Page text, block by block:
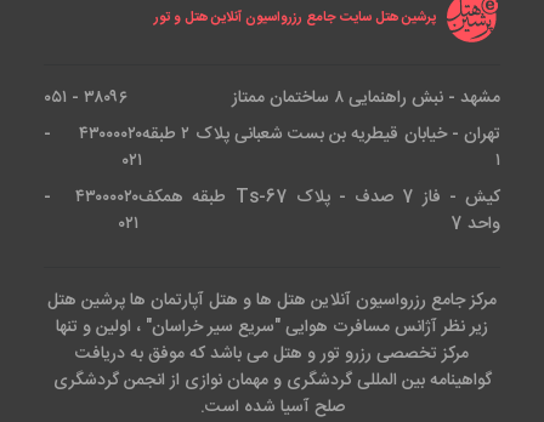
پرشین هتل سایت جامع رزرواسیون آنلاین هتل و تور
مشهد - نبش راهنمایی ۸ ساختمان ممتاز
۳۸۰۹۶ - ۰۵۱
تهران - خیابان قیطریه بن بست شعبانی پلاک ۲ طبقه
۱
۴۳۰۰۰۰۲۰ -
۰۲۱
کیش - فاز 7 صدف - پلاک Ts-67 طبقه همکف
واحد 7
۴۳۰۰۰۰۲۰ -
۰۲۱
مرکز جامع رزرواسیون آنلاین هتل ها و هتل آپارتمان ها پرشین هتل
زیر نظر آژانس مسافرت هوایی "سریع سیر خراسان" ، اولین و تنها
مرکز تخصصی رزرو تور و هتل می باشد که موفق به دریافت
گواهینامه بین المللی گردشگری و مهمان نوازی از انجمن گردشگری
صلح آسیا شده است.